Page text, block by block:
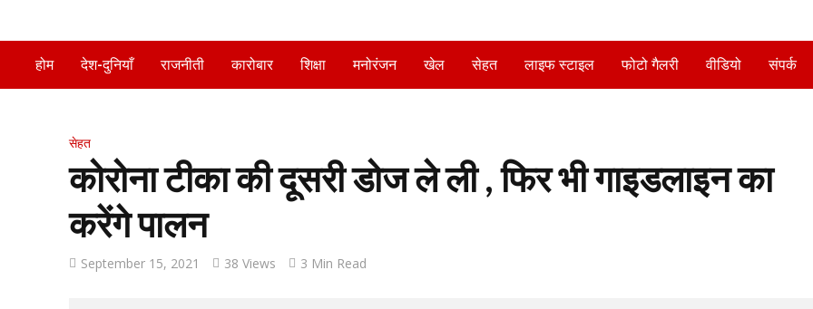
होम देश-दुनियाँ राजनीती कारोबार शिक्षा मनोरंजन खेल सेहत लाइफ स्टाइल फोटो गैलरी वीडियो संपर्क
सेहत
कोरोना टीका की दूसरी डोज ले ली , फिर भी गाइडलाइन का
करेंगे पालन
September 15, 2021 38 Views 3 Min Read